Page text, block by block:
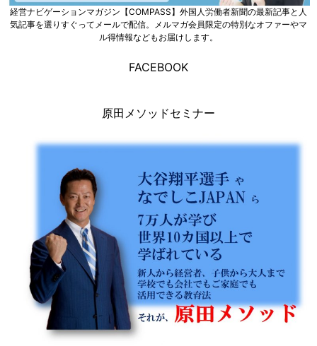
経営ナビゲーションマガジン【COMPASS】外国人労働者新聞の最新記事と人
気記事を選りすぐってメールで配信。メルマガ会員限定の特別なオファーやマ
ル得情報などもお届けします。
FACEBOOK
原田メソッドセミナー